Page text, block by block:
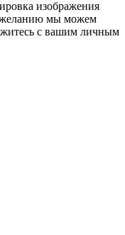
изображения
желанию мы можем
с вашим личным